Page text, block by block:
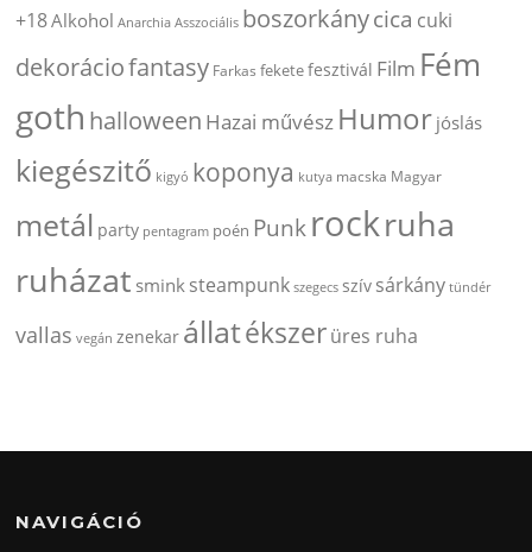
+18Alkohol Anarchia Asszociális boszorkánycica cuki
dekoráciofantasy Farkas feketefesztivál Film Fém
goth halloween Hazai művész Humor jóslás
kiegészitő kigyó koponya kutya macska Magyar
metál party pentagram poén Punkrockruha
ruházat smink steampunk szegecs szív sárkány tündér
vallas vegán zenekar állatékszerüres ruha
NAVIGÁCIÓ